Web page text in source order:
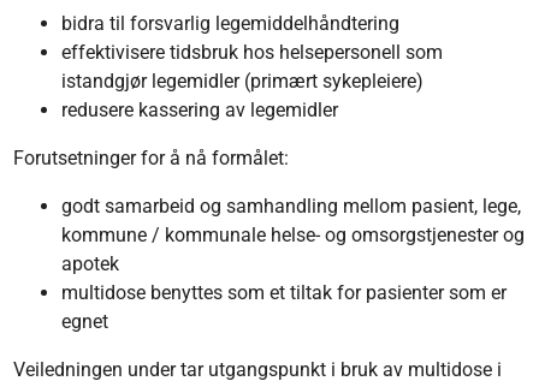
bidra til forsvarlig legemiddelhåndtering
effektivisere tidsbruk hos helsepersonell som
istandgjør legemidler (primært sykepleiere)
redusere kassering av legemidler
Forutsetninger for å nå formålet:
godt samarbeid og samhandling mellom pasient, lege,
kommune / kommunale helse- og omsorgstjenester og
apotek
multidose benyttes som et tiltak for pasienter som er
egnet
Veiledningen under tar utgangspunkt i bruk av multidose i